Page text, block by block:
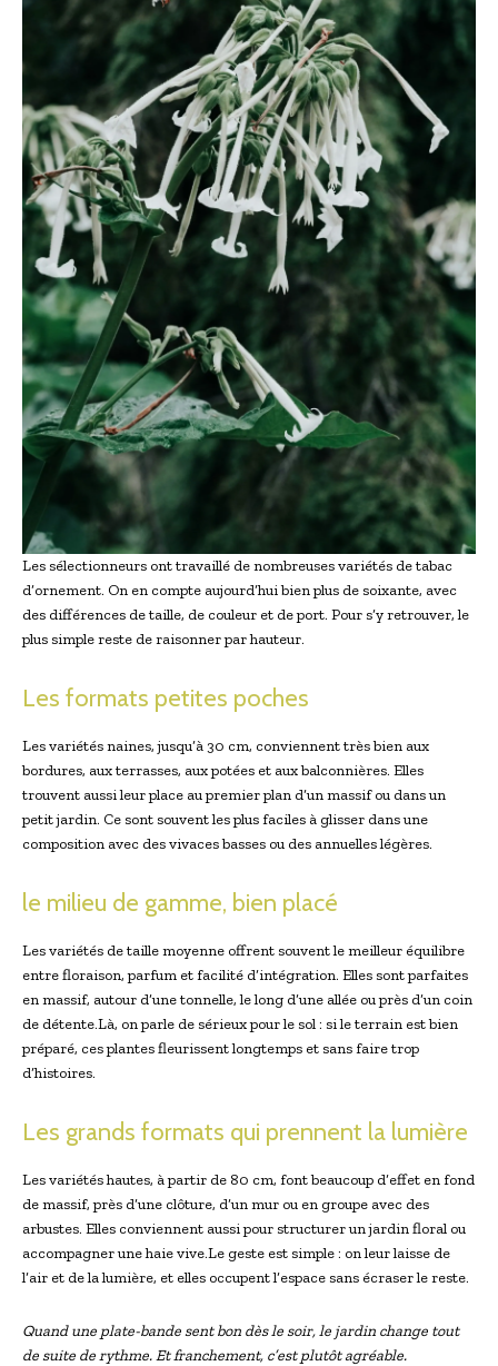
Les sélectionneurs ont travaillé de nombreuses variétés de tabac
d’ornement. On en compte aujourd’hui bien plus de soixante, avec
des différences de taille, de couleur et de port. Pour s’y retrouver, le
plus simple reste de raisonner par hauteur.
Les formats petites poches
Les variétés naines, jusqu’à 30 cm, conviennent très bien aux
bordures, aux terrasses, aux potées et aux balconnières. Elles
trouvent aussi leur place au premier plan d’un massif ou dans un
petit jardin. Ce sont souvent les plus faciles à glisser dans une
composition avec des vivaces basses ou des annuelles légères.
le milieu de gamme, bien placé
Les variétés de taille moyenne offrent souvent le meilleur équilibre
entre floraison, parfum et facilité d’intégration. Elles sont parfaites
en massif, autour d’une tonnelle, le long d’une allée ou près d’un coin
de détente.Là, on parle de sérieux pour le sol : si le terrain est bien
préparé, ces plantes fleurissent longtemps et sans faire trop
d’histoires.
Les grands formats qui prennent la lumière
Les variétés hautes, à partir de 80 cm, font beaucoup d’effet en fond
de massif, près d’une clôture, d’un mur ou en groupe avec des
arbustes. Elles conviennent aussi pour structurer un jardin floral ou
accompagner une haie vive.Le geste est simple : on leur laisse de
l’air et de la lumière, et elles occupent l’espace sans écraser le reste.
Quand une plate-bande sent bon dès le soir, le jardin change tout
de suite de rythme. Et franchement, c’est plutôt agréable.